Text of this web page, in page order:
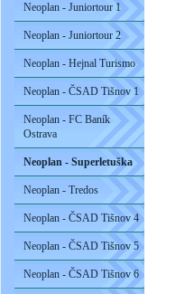
Neoplan - Juniortour 1
Neoplan - Juniortour 2
Neoplan - Hejnal Turismo
Neoplan - ČSAD Tišnov 1
Neoplan - FC Baník
Ostrava
Neoplan - Superletuška
Neoplan - Tredos
Neoplan - ČSAD Tišnov 4
Neoplan - ČSAD Tišnov 5
Neoplan - ČSAD Tišnov 6